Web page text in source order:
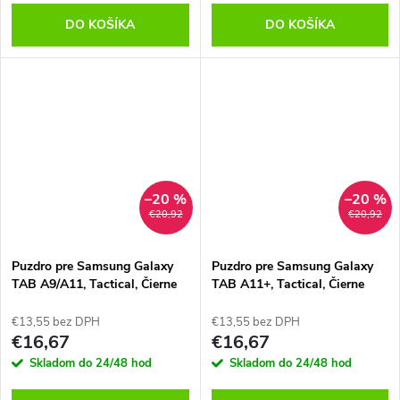
DO KOŠÍKA DO KOŠÍKA
€20,92
–20 %
Puzdro pre Samsung Galaxy
TAB A9/A11, Tactical, Čierne
€13,55 bez DPH
€16,67
Skladom do 24/48 hod
€20,92
–20 %
Puzdro pre Samsung Galaxy
TAB A11+, Tactical, Čierne
€13,55 bez DPH
€16,67
Skladom do 24/48 hod